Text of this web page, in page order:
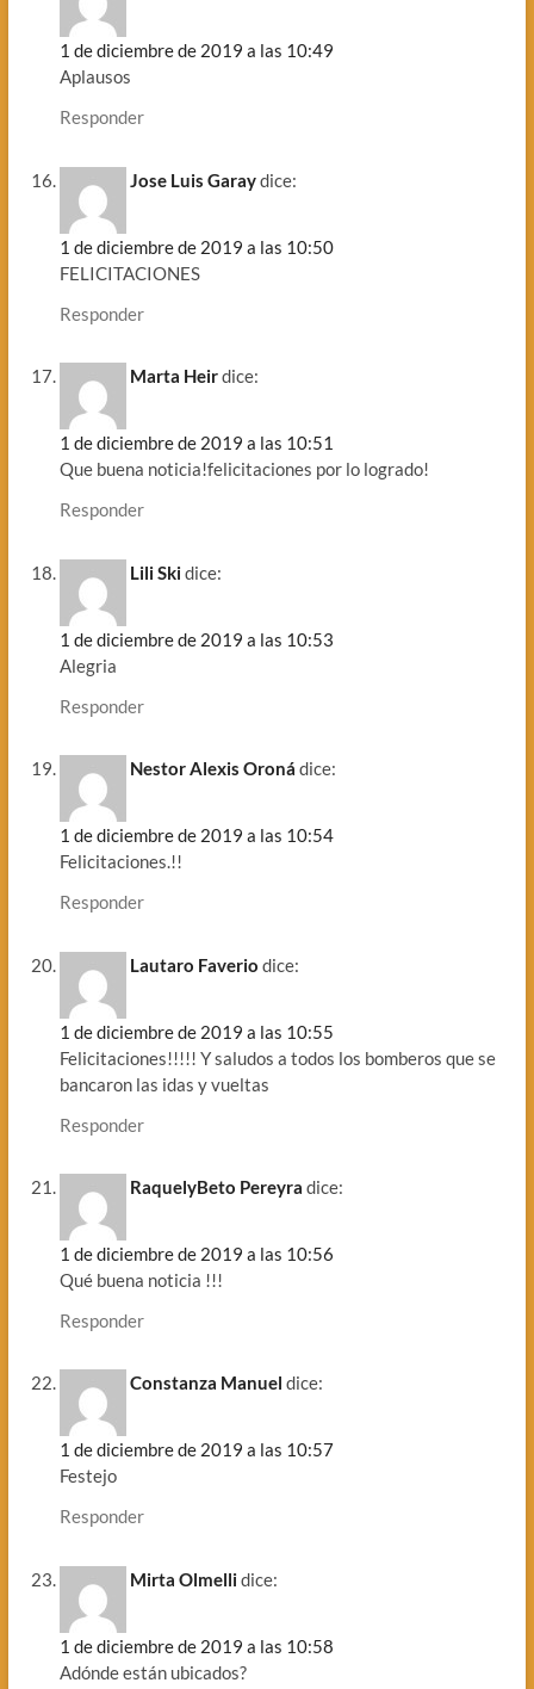
1 de diciembre de 2019 a las 10:49
Aplausos
Responder
Jose Luis Garaydice:
1 de diciembre de 2019 a las 10:50
FELICITACIONES
Responder
Marta Heirdice:
1 de diciembre de 2019 a las 10:51
Que buena noticia!felicitaciones por lo logrado!
Responder
Lili Skidice:
1 de diciembre de 2019 a las 10:53
Alegria
Responder
Nestor Alexis Oroná dice:
1 de diciembre de 2019 a las 10:54
Felicitaciones.!!
Responder
Lautaro Faverio dice:
1 de diciembre de 2019 a las 10:55
Felicitaciones!!!!! Y saludos a todos los bomberos que se
bancaron las idas y vueltas
Responder
RaquelyBeto Pereyra dice:
1 de diciembre de 2019 a las 10:56
Qué buena noticia !!!
Responder
Constanza Manuel dice:
1 de diciembre de 2019 a las 10:57
Festejo
Responder
Mirta Olmellidice:
1 de diciembre de 2019 a las 10:58
Adónde están ubicados?